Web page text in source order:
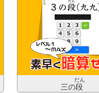
三の段
だん